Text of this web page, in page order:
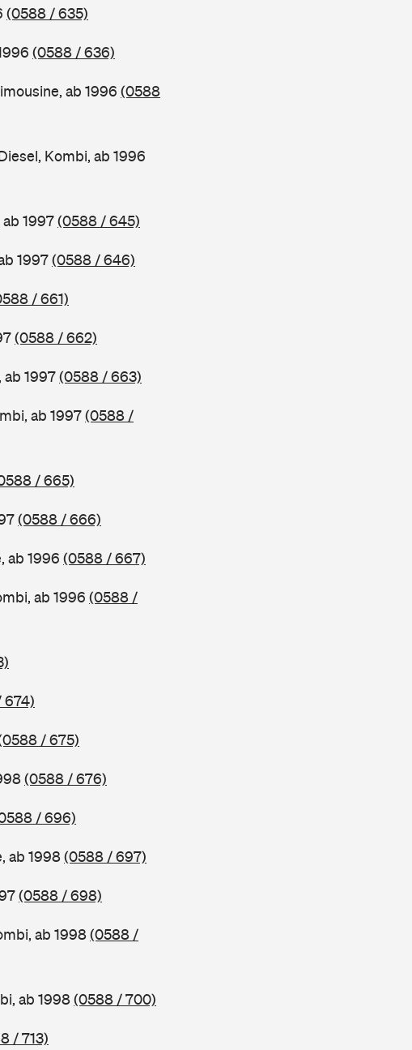
(0588 / 635)
(0588 / 636)
ab 1996 (0588
Kombi, ab 1996
1997(0588 / 645)
1997(0588 / 646)
/ 661)
(0588 / 662)
ab 1997(0588 / 663)
ab 1997(0588 /
/ 665)
(0588 / 666)
ab 1996 (0588 / 667)
ab 1996 (0588 /
674)
/ 675)
(0588 / 676)
/ 696)
ab 1998(0588 / 697)
(0588 / 698)
ab 1998(0588 /
ab 1998(0588 / 700)
/ 713)